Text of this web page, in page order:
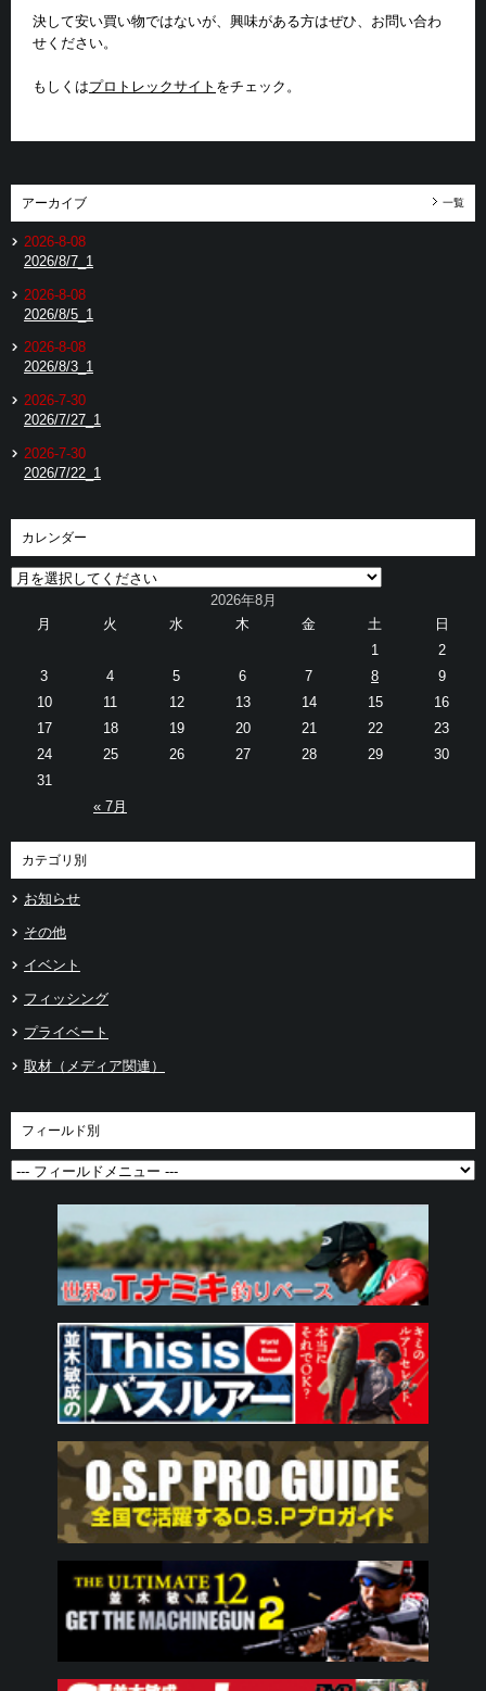
決して安い買い物ではないが、興味がある方はぜひ、お問い合わ
せください。
もしくはプロトレックサイト をチェック。
アーカイブ 一覧
2026-8-08
2026/8/7_1
2026-8-08
2026/8/5_1
2026-8-08
2026/8/3_1
2026-7-30
2026/7/27_1
2026-7-30
2026/7/22_1
カレンダー
2026年8月
月
火 水 木 金 土 日
« 7月
1
2
3
4 5 6 7 8
9
10
11 12 13 14 15
16
17
18 19 20 21 22
23
24
25 26 27 28 29
30
31
カテゴリ別
お知らせ
その他
イベント
フィッシング
プライベート
取材（メディア関連）
フィールド別